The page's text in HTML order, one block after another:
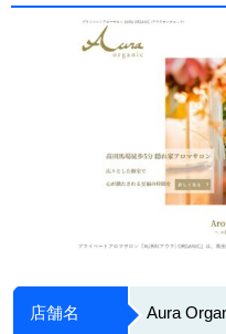
店舗名 Aura